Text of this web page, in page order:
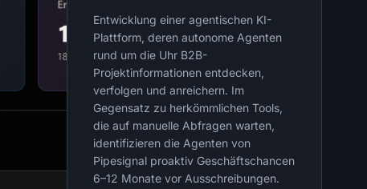
Entwicklung einer agentischen KI-
Plattform, deren autonome Agenten
rund um die Uhr B2B-
Projektinformationen entdecken,
verfolgen und anreichern. Im
Gegensatz zu herkömmlichen Tools,
die auf manuelle Abfragen warten,
identifizieren die Agenten von
Pipesignal proaktiv Geschäftschancen
6–12 Monate vor Ausschreibungen.